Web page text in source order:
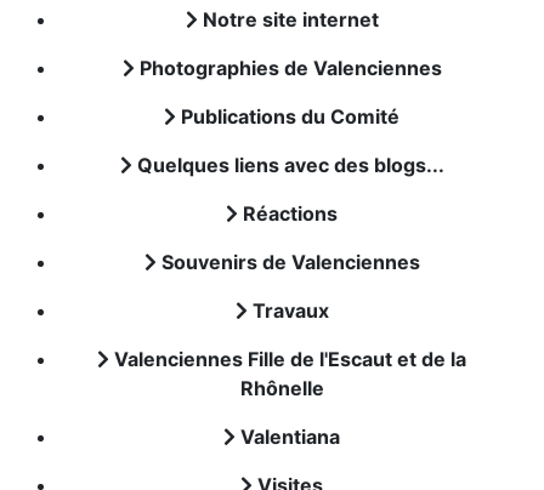
Notre site internet
Photographies de Valenciennes
Publications du Comité
Quelques liens avec des blogs...
Réactions
Souvenirs de Valenciennes
Travaux
Valenciennes Fille de l'Escaut et de la
Rhônelle
Valentiana
Visites